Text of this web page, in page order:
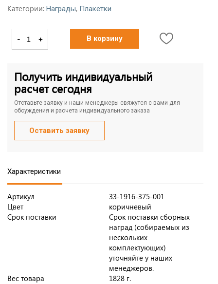
Категории: Награды, Плакетки
- + В корзину
Получить индивидуальный
расчет сегодня
Отставьте заявку и наши менеджеры свяжутся с вами для
обсуждения и расчета индивидуального заказа
Оставить заявку
Характеристики
Артикул
33-1916-375-001
Цвет
коричневый
Срок поставки
Срок поставки сборных
наград (собираемых из
нескольких
комплектующих)
уточняйте у наших
менеджеров.
Вес товара
1828 г.